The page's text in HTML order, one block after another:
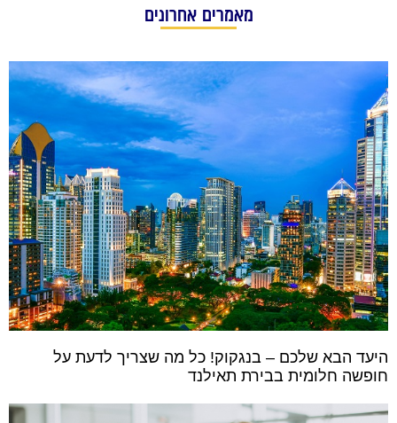
מאמרים אחרונים
היעד הבא שלכם – בנגקוק! כל מה שצריך לדעת על
חופשה חלומית בבירת תאילנד